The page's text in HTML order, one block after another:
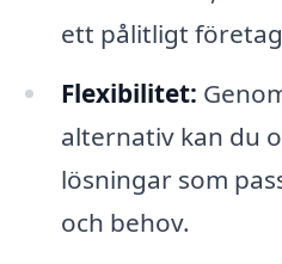
ett pålitligt
Flexibilitet:
alternativ kan du
lösningar som
och behov.